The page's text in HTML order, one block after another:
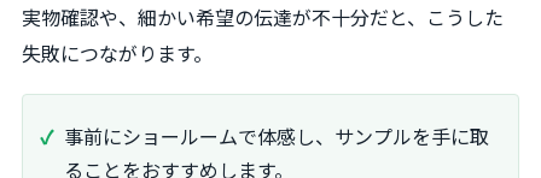
実物確認や、細かい希望の伝達が不十分だと、こうした
失敗につながります。
事前にショールームで体感し、サンプルを手に取
ることをおすすめします。